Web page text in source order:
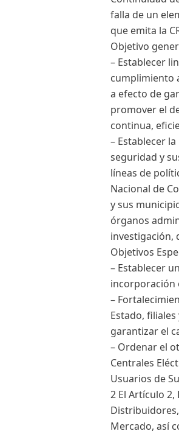
falla de un
que emita la
Objetivo
– Establecer
cumplimiento
a efecto de
promover el
continua,
– Establecer
seguridad y
líneas de
Nacional de
y sus
órganos
investigación,
Objetivos
– Establecer
incorporación
–
Estado,
garantizar el
– Ordenar el
Centrales
Usuarios de
2 El Artículo 2,
Mercado, así